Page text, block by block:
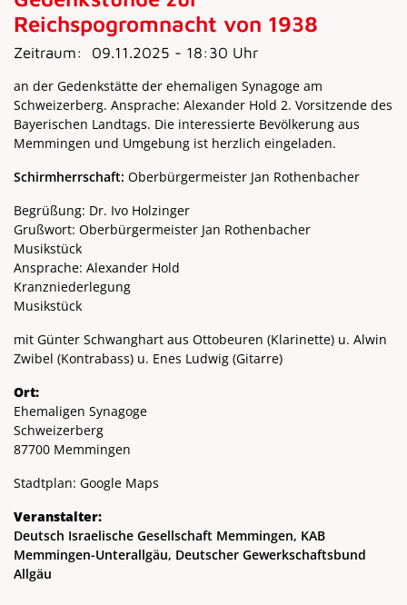
Reichspogromnacht von 1938
Zeitraum: 09.11.2025 - 18:30 Uhr
an der Gedenkstätte der ehemaligen Synagoge am
Schweizerberg. Ansprache: Alexander Hold 2. Vorsitzende des
Bayerischen Landtags. Die interessierte Bevölkerung aus
Memmingen und Umgebung ist herzlich eingeladen.
Schirmherrschaft: Oberbürgermeister Jan Rothenbacher
Begrüßung: Dr. Ivo Holzinger
Grußwort: Oberbürgermeister Jan Rothenbacher
Musikstück
Ansprache: Alexander Hold
Kranzniederlegung
Musikstück
mit Günter Schwanghart aus Ottobeuren (Klarinette) u. Alwin
Zwibel (Kontrabass) u. Enes Ludwig (Gitarre)
Ort:
Ehemaligen Synagoge
Schweizerberg
87700 Memmingen
Stadtplan: Google Maps
Veranstalter:
Deutsch Israelische Gesellschaft Memmingen, KAB
Memmingen-Unterallgäu, Deutscher Gewerkschaftsbund
Allgäu